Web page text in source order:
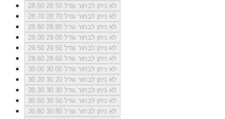
28.50
לא ניתן לבחור גודל 28.50
28.70
לא ניתן לבחור גודל 28.70
28.80
לא ניתן לבחור גודל 28.80
29.00
לא ניתן לבחור גודל 29.00
29.50
לא ניתן לבחור גודל 29.50
29.60
לא ניתן לבחור גודל 29.60
30.00
לא ניתן לבחור גודל 30.00
30.20
לא ניתן לבחור גודל 30.20
30.30
לא ניתן לבחור גודל 30.30
30.50
לא ניתן לבחור גודל 30.50
30.80
לא ניתן לבחור גודל 30.80